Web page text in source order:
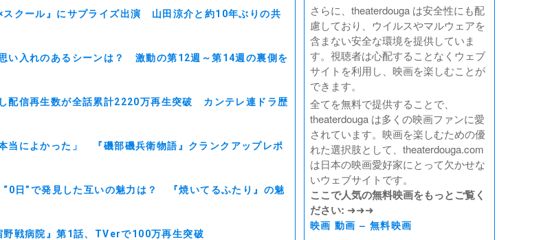
スクール』にサプライズ出演 山田涼介と約10年ぶりの共
い入れのあるシーンは？ 激動の第12週～第14週の裏側を
配信再生数が全話累計2220万再生突破 カンテレ連ドラ歴
当によかった」 『磯部磯兵衛物語』クランクアップレポ
“0日”で発見した互いの魅力は？ 『焼いてるふたり』の魅
野戦病院』第1話、TVerで100万再生突破
さらに、theaterdouga は安全性にも配
慮しており、ウイルスやマルウェアを
含まない安全な環境を提供していま
す。視聴者は心配することなくウェブ
サイトを利用し、映画を楽しむことが
できます。
全てを無料で提供することで、
theaterdouga は多くの映画ファンに愛
されています。映画を楽しむための優
れた選択肢として、theaterdouga.com
は日本の映画愛好家にとって欠かせな
いウェブサイトです。
ここで人気の無料映画をもっとご覧く
ださい: ➜➜➜
映画 動画 – 無料映画